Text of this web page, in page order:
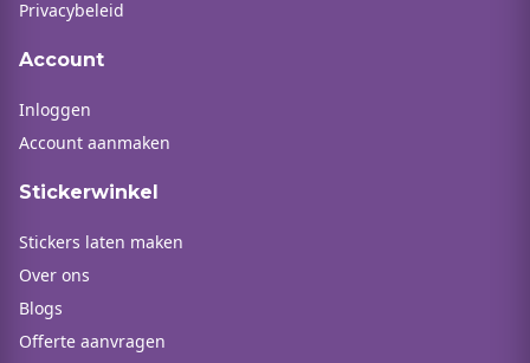
Privacybeleid
Account
Inloggen
Account aanmaken
Stickerwinkel
Stickers laten maken
Over ons
Blogs
Offerte aanvragen